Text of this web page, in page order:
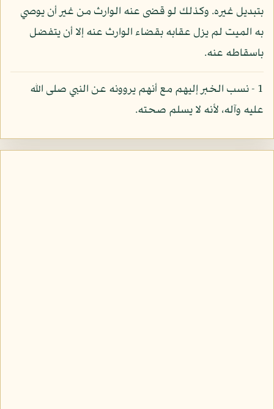
بتبديل غيره. وكذلك لو قضى عنه الوارث من غير أن يوصي
به الميت لم يزل عقابه بقضاء الوارث عنه إلا أن يتفضل
باسقاطه عنه.
1 - نسب الخبر إليهم مع أنهم يروونه عن النبي صلى الله
عليه وآله، لأنه لا يسلم صحته.